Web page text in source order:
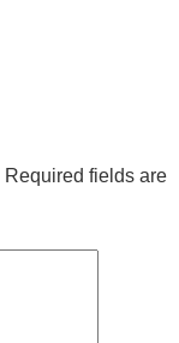
Required fields are